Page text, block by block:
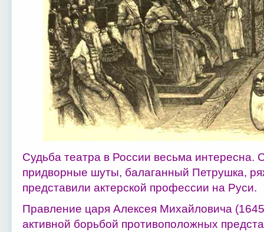
Судьба театра в России весьма интересна.
придворные шуты, балаганный Петрушка,
представили актерской профессии на Руси.
Правление царя Алексея Михайловича
активной борьбой противоположных